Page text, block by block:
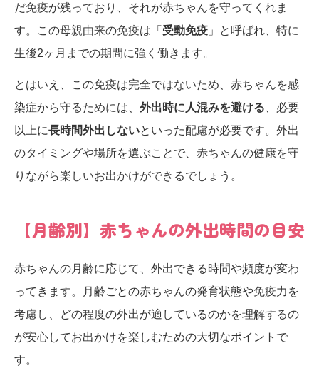
だ免疫が残っており、それが赤ちゃんを守ってくれま
す。この母親由来の免疫は「 受動免疫 」と呼ばれ、特に
生後2ヶ月までの期間に強く働きます。
とはいえ、この免疫は完全ではないため、赤ちゃんを感
染症から守るためには、 外出時に人混みを避ける 、必要
以上に長時間外出しないといった配慮が必要です。外出
のタイミングや場所を選ぶことで、赤ちゃんの健康を守
りながら楽しいお出かけができるでしょう。
【月齢別】赤ちゃんの外出時間の目安
赤ちゃんの月齢に応じて、外出できる時間や頻度が変わ
ってきます。月齢ごとの赤ちゃんの発育状態や免疫力を
考慮し、どの程度の外出が適しているのかを理解するの
が安心してお出かけを楽しむための大切なポイントで
す。